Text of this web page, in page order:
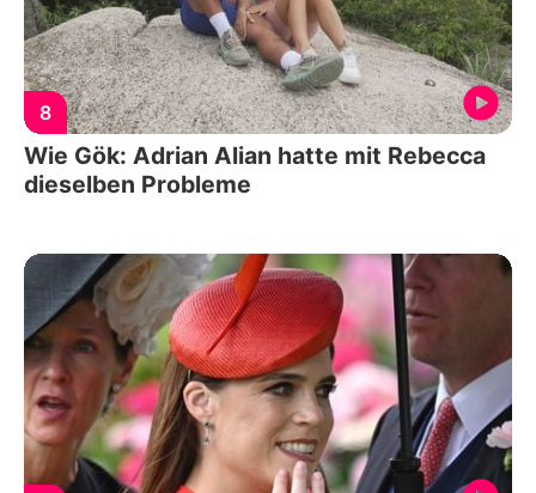
8
Wie Gök: Adrian Alian hatte mit Rebecca
dieselben Probleme